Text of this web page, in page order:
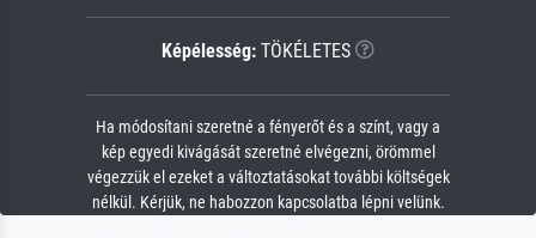
Képélesség: TÖKÉLETES
Ha módosítani szeretné a fényerőt és a színt, vagy a
kép egyedi kivágását szeretné elvégezni, örömmel
végezzük el ezeket a változtatásokat további költségek
nélkül. Kérjük, ne habozzon kapcsolatba lépni velünk.